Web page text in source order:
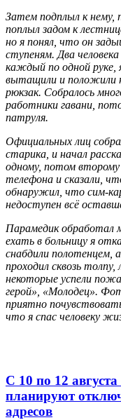
Затем подплыл к нему,
поплыл задом к
но я понял, что он
ступеням. Два
каждый по одной руке,
вытащили и положили
рюкзак. Собралось
работники гавани,
патруля.
Официальных лиц
старика, и начал
одному, потом второму
телефона и сказали,
обнаружил, что сим-
недоступен всё
Парамедик обработал
ехать в больницу я
снабдили полотенцем,
проходил сквозь
некоторые успели
герой», «Молодец».
приятно
что я спас человеку
С 10 по 12
планируют
адресов